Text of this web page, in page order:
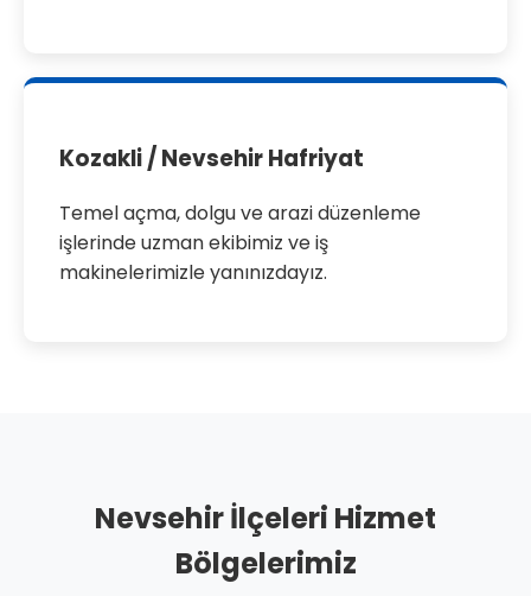
Kozakli / Nevsehir Hafriyat
Temel açma, dolgu ve arazi düzenleme
işlerinde uzman ekibimiz ve iş
makinelerimizle yanınızdayız.
Nevsehir İlçeleri Hizmet
Bölgelerimiz